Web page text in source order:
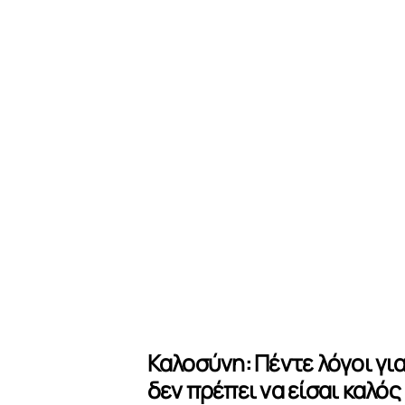
Καλοσύνη: Πέντε λόγοι
δεν πρέπει να είσαι